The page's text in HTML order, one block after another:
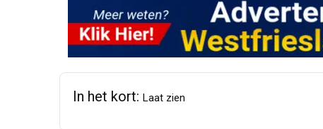
In het kort: Laat zien